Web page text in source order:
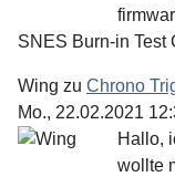
SNES Burn-in Test
Wing zu Chrono
Mo., 22.02.2021
Hallo,
wollte